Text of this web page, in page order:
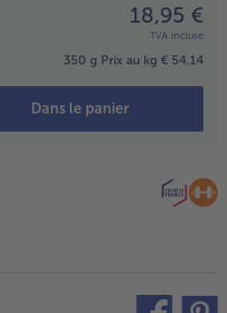
18,95 €
TVA incluse
350 g Prix au kg € 54,14
Dans le panier